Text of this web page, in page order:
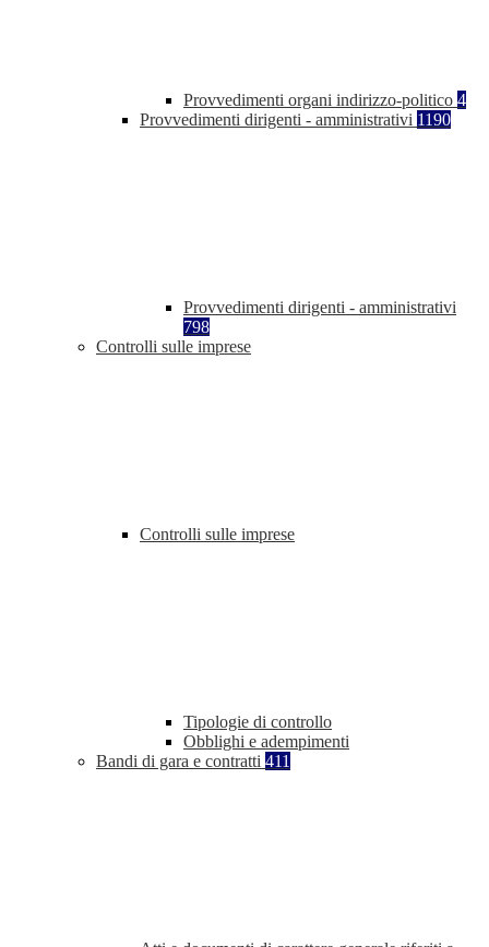
Provvedimenti organi indirizzo-politico 4
Provvedimenti dirigenti - amministrativi 1190
Provvedimenti dirigenti - amministrativi
798
Controlli sulle imprese
Controlli sulle imprese
Tipologie di controllo
Obblighi e adempimenti
Bandi di gara e contratti 411